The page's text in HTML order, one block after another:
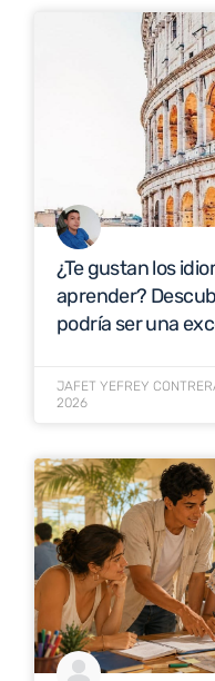
¿Te gustan los
aprender?
podría ser una
JAFET YEFREY
2026